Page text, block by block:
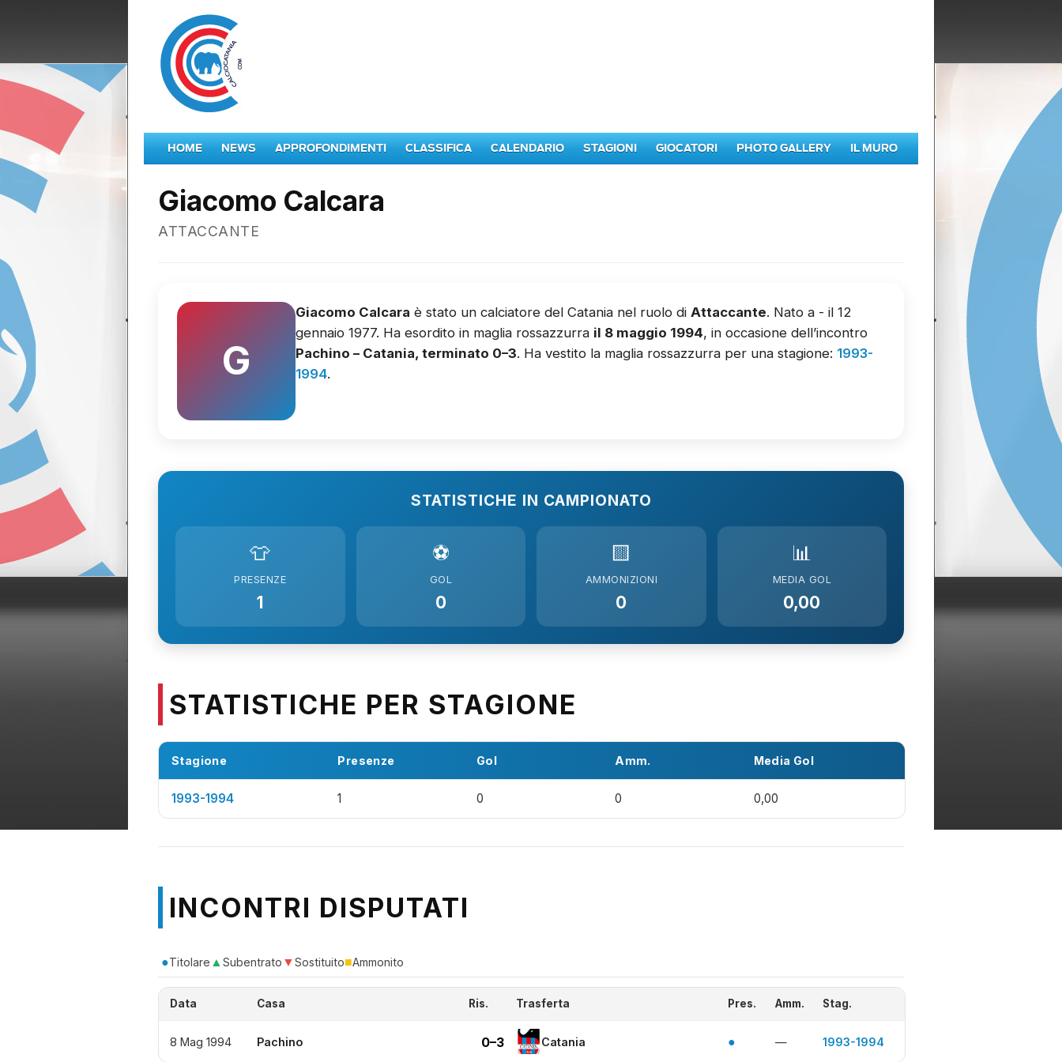
HOME NEWS APPROFONDIMENTI CLASSIFICA CALENDARIO STAGIONI GIOCATORI PHOTO GALLERY IL MURO
Giacomo Calcara
ATTACCANTE
G
Giacomo Calcara è stato un calciatore del Catania nel ruolo di Attaccante. Nato a - il 12
gennaio 1977. Ha esordito in maglia rossazzurra il 8 maggio 1994, in occasione dell’incontro
Pachino – Catania, terminato 0–3. Ha vestito la maglia rossazzurra per una stagione: 1993-
1994.
STATISTICHE IN CAMPIONATO
👕
PRESENZE
1
⚽
GOL
0
🟨
AMMONIZIONI
0
📊
MEDIA GOL
0,00
STATISTICHE PER STAGIONE
Stagione Presenze Gol Amm. Media Gol
1993-1994 1 0 0 0,00
INCONTRI DISPUTATI
●Titolare ▲Subentrato ▼Sostituito■Ammonito
Data Casa Ris. Trasferta Pres. Amm. Stag.
8 Mag 1994 Pachino 0–3 Catania ● — 1993-1994